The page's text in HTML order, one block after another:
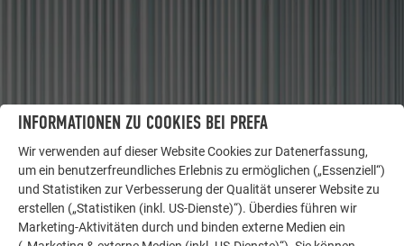
LASSEN SIE SICH INSPIRIEREN
WEITERE OBJEKTE
Die PREFA Referenzgalerie zeigt, wie vielseitig
INFORMATIONEN ZU COOKIES BEI PREFA
Wir verwenden auf dieser Website Cookies zur Datenerfassung,
um ein benutzerfreundliches Erlebnis zu ermöglichen („Essenziell“)
und Statistiken zur Verbesserung der Qualität unserer Website zu
erstellen („Statistiken (inkl. US-Dienste)“). Überdies führen wir
Marketing-Aktivitäten durch und binden externe Medien ein